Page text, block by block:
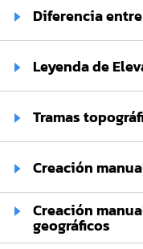
Diferencia
Leyenda de
Tramas
Creación
Creación
geográficos